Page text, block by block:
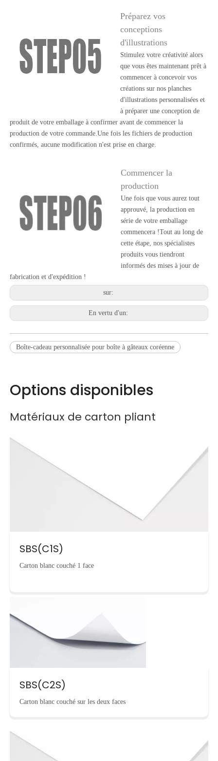
Préparez vos
conceptions
d'illustrations
Stimulez votre créativité alors
que vous êtes maintenant prêt à
commencer à concevoir vos
créations sur nos planches
d'illustrations personnalisées et
à préparer une conception de
produit de votre emballage à confirmer avant de commencer la
production de votre commande.Une fois les fichiers de production
confirmés, aucune modification n'est prise en charge.
Commencer la
production
Une fois que vous aurez tout
approuvé, la production en
série de votre emballage
commencera !Tout au long de
cette étape, nos spécialistes
produits vous tiendront
informés des mises à jour de
fabrication et d'expédition !
sur:
En vertu d'un:
Boîte-cadeau personnalisée pour boîte à gâteaux coréenne
Options disponibles
Matériaux de carton pliant
SBS(C1S)
Carton blanc couché 1 face
SBS(C2S)
Carton blanc couché sur les deux faces